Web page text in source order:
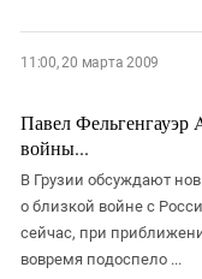
11:00, 20 марта 2009
Павел Фельгенгауэр
войны...
В Грузии обсуждают
о близкой войне с
сейчас, при
вовремя подоспело ...